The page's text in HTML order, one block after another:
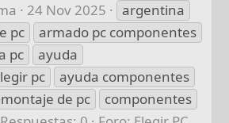
24 Nov 2025
argentina
pc
armado pc componentes
pc
ayuda
pc
ayuda componentes
de pc
componentes